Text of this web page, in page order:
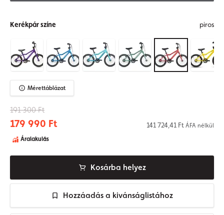
Kerékpár színe piros
Mérettáblázat
191 300 Ft
179 990 Ft 141 724,41 Ft ÁFA nélkül
Áralakulás
Kosárba helyez
Hozzáadás a kivánságlistához